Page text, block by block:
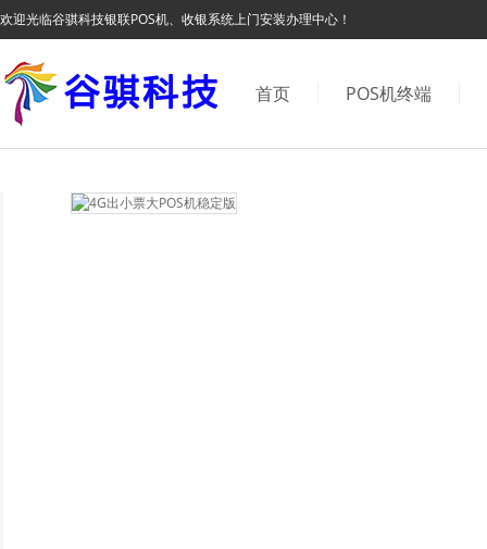
欢迎光临谷骐科技银联POS机、收银系统上门安装办理中心！
首页 POS机终端